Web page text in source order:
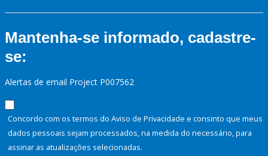
Mantenha-se informado, cadastre-
se:
Alertas de email Project P007562
Concordo com os termos do Aviso de Privacidade e consinto que meus
dados pessoais sejam processados, na medida do necessário, para
assinar as atualizações selecionadas.